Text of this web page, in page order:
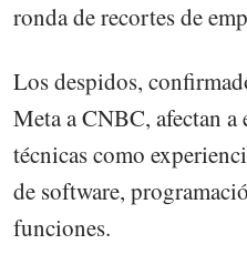
ronda de recortes de
Los despidos,
Meta a CNBC, afectan a
técnicas como
de software,
funciones.